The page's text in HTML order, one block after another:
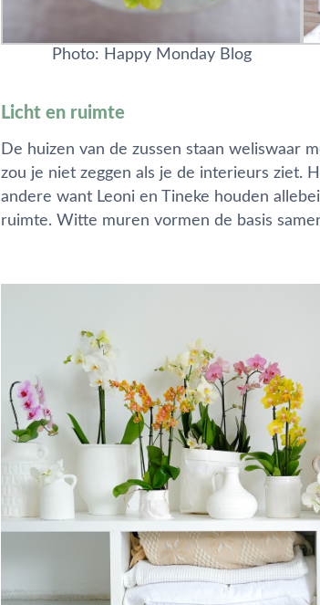
Photo: Happy Monday Blog
Licht en ruimte
De huizen van de zussen staan weliswaar
zou je niet zeggen als je de interieurs ziet.
andere want Leoni en Tineke houden
ruimte. Witte muren vormen de basis